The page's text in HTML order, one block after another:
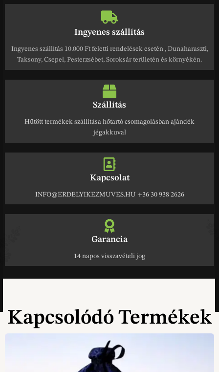
Ingyenes szállítás
Ingyenes szállítás 10.000 Ft feletti rendelések esetén , Dunaharaszti,
Taksony, Csepel, Pesterzsébet, Soroksár területén és környékén.
Szállítás
Hűtött termékek szállítása hőtartó csomagolásban ajándék
jégakkuval
Kapcsolat
INFO@ERDELYIKEZMUVES.HU +36 30 938 2626
Garancia
14 napos visszavételi jog
Kapcsolódó Termékek